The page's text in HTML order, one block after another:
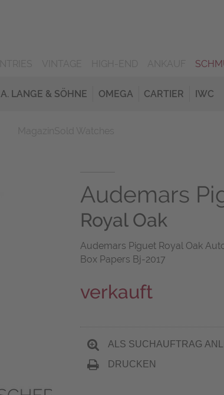
A. LANGE & SÖHNE OMEGA CARTIER IWC
Audemars
Royal Oak
Audemars Piguet Royal Oak
Box Papers Bj-2017
verkauft
ALS SUCHAUFTRAG
DRUCKEN